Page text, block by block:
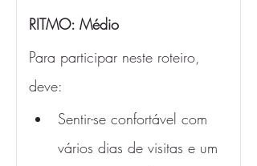
RITMO: Médio
Para participar neste roteiro,
deve:
Sentir-se confortável com
vários dias de visitas e um